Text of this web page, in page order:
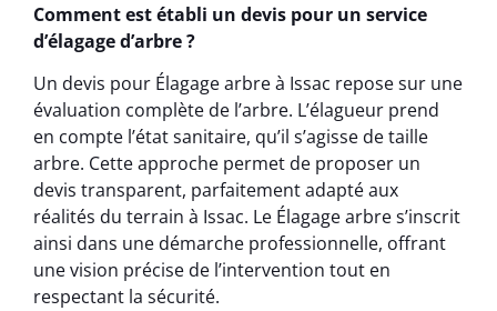
Comment est établi un devis pour un service
d’élagage d’arbre ?
Un devis pour Élagage arbre à Issac repose sur une
évaluation complète de l’arbre. L’élagueur prend
en compte l’état sanitaire, qu’il s’agisse de taille
arbre. Cette approche permet de proposer un
devis transparent, parfaitement adapté aux
réalités du terrain à Issac. Le Élagage arbre s’inscrit
ainsi dans une démarche professionnelle, offrant
une vision précise de l’intervention tout en
respectant la sécurité.